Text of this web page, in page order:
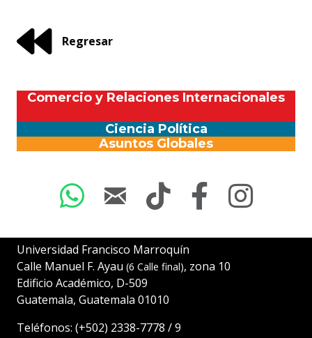
Regresar
Regresar
Comercio y Relaciones Internacionales
Ciencia Política
Asuntos Globales
Universidad Francisco Marroquín
Calle Manuel F. Ayau (6 Calle final), zona 10
Edificio Académico, D-509
Guatemala, Guatemala 01010
Teléfonos: (+502) 2338-7778 /9